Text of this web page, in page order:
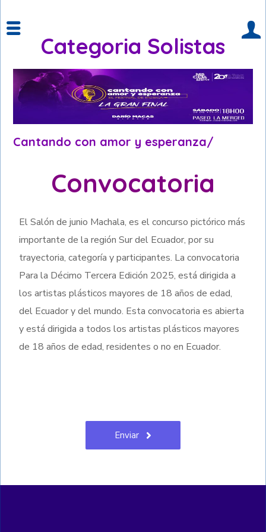
Categoria Solistas
Cantando con amor y esperanza/
Convocatoria
El Salón de junio Machala, es el concurso pictórico más
importante de la región Sur del Ecuador, por su
trayectoria, categoría y participantes. La convocatoria
Para la Décimo Tercera Edición 2025, está dirigida a
los artistas plásticos mayores de 18 años de edad,
del Ecuador y del mundo. Esta convocatoria es abierta
y está dirigida a todos los artistas plásticos mayores
de 18 años de edad, residentes o no en Ecuador.
Enviar